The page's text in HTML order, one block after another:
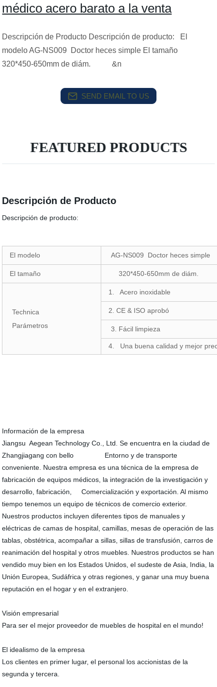
médico acero barato a la venta
Descripción de Producto Descripción de producto: El
modelo AG-NS009 Doctor heces simple El tamaño
320*450-650mm de diám. &n
SEND EMAIL TO US
FEATURED PRODUCTS
Descripción de Producto
Descripción de producto:
El modelo AG-NS009 Doctor heces simple
El tamaño 320*450-650mm de diám.
Technica
Parámetros
1. Acero inoxidable
2. CE & ISO aprobó
3. Fácil limpieza
4. Una buena calidad y mejor
Información de la empresa
Jiangsu Aegean Technology Co., Ltd. Se encuentra en la ciudad de
Zhangjiagang con bello Entorno y de transporte
conveniente. Nuestra empresa es una técnica de la empresa de
fabricación de equipos médicos, la integración de la investigación y
desarrollo, fabricación, Comercialización y exportación. Al mismo
tiempo tenemos un equipo de técnicos de comercio exterior.
Nuestros productos incluyen diferentes tipos de manuales y
eléctricas de camas de hospital, camillas, mesas de operación de las
tablas, obstétrica, acompañar a sillas, sillas de transfusión, carros de
reanimación del hospital y otros muebles. Nuestros productos se han
vendido muy bien en los Estados Unidos, el sudeste de Asia, India, la
Unión Europea, Sudáfrica y otras regiones, y ganar una muy buena
reputación en el hogar y en el extranjero.
Visión empresarial
Para ser el mejor proveedor de muebles de hospital en el mundo!
El idealismo de la empresa
Los clientes en primer lugar, el personal los accionistas de la
segunda y tercera.